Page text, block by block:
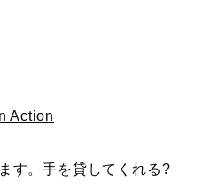
Action
す。手を貸してくれる?